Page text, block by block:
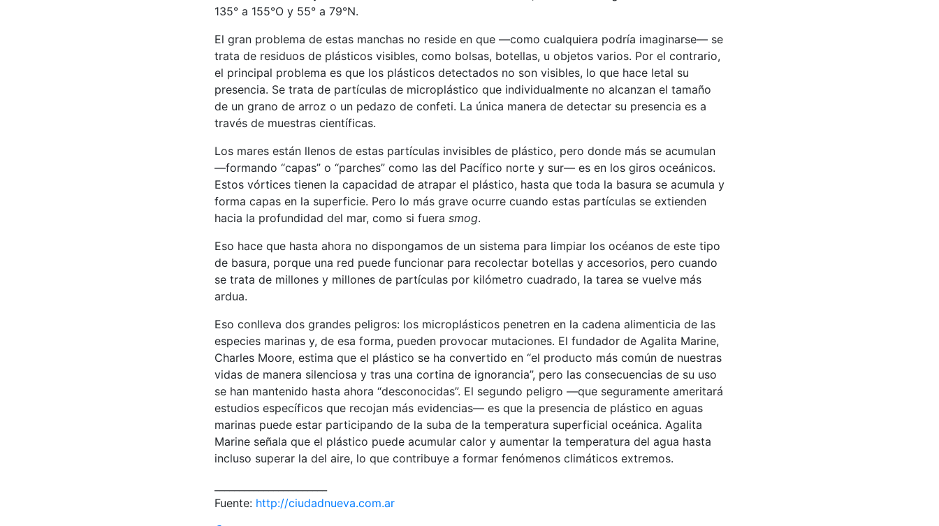
135° a 155°O y 55° a 79°N.
El gran problema de estas manchas no reside en que —como cualquiera podría imaginarse— se
trata de residuos de plásticos visibles, como bolsas, botellas, u objetos varios. Por el contrario,
el principal problema es que los plásticos detectados no son visibles, lo que hace letal su
presencia. Se trata de partículas de microplástico que individualmente no alcanzan el tamaño
de un grano de arroz o un pedazo de confeti. La única manera de detectar su presencia es a
través de muestras científicas.
Los mares están llenos de estas partículas invisibles de plástico, pero donde más se acumulan
—formando “capas” o “parches” como las del Pacífico norte y sur— es en los giros oceánicos.
Estos vórtices tienen la capacidad de atrapar el plástico, hasta que toda la basura se acumula y
forma capas en la superficie. Pero lo más grave ocurre cuando estas partículas se extienden
hacia la profundidad del mar, como si fuera smog.
Eso hace que hasta ahora no dispongamos de un sistema para limpiar los océanos de este tipo
de basura, porque una red puede funcionar para recolectar botellas y accesorios, pero cuando
se trata de millones y millones de partículas por kilómetro cuadrado, la tarea se vuelve más
ardua.
Eso conlleva dos grandes peligros: los microplásticos penetren en la cadena alimenticia de las
especies marinas y, de esa forma, pueden provocar mutaciones. El fundador de Agalita Marine,
Charles Moore, estima que el plástico se ha convertido en “el producto más común de nuestras
vidas de manera silenciosa y tras una cortina de ignorancia”, pero las consecuencias de su uso
se han mantenido hasta ahora “desconocidas”. El segundo peligro —que seguramente ameritará
estudios específicos que recojan más evidencias— es que la presencia de plástico en aguas
marinas puede estar participando de la suba de la temperatura superficial oceánica. Agalita
Marine señala que el plástico puede acumular calor y aumentar la temperatura del agua hasta
incluso superar la del aire, lo que contribuye a formar fenómenos climáticos extremos.
Fuente: http://ciudadnueva.com.ar